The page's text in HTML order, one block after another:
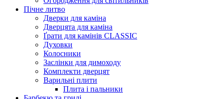
Пічне литво
Дверки для каміна
Дверцята для каміна
Ґрати для камінів CLASSIC
Духовки
Колосники
Заслінки для димоходу
Комплекти дверцят
Варильні плити
Плита і пальники